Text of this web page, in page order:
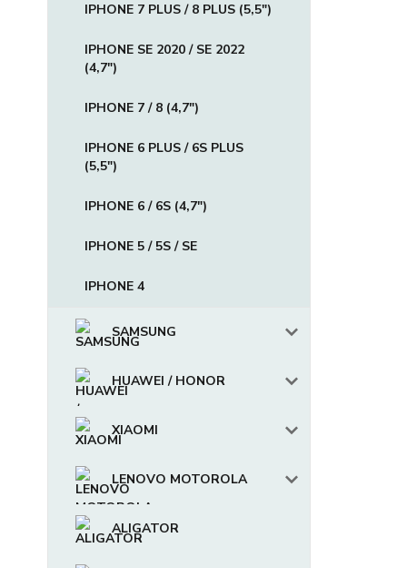
IPHONE 7 PLUS / 8 PLUS (5,5")
IPHONE SE 2020 / SE 2022
(4,7")
IPHONE 7 / 8 (4,7")
IPHONE 6 PLUS / 6S PLUS
(5,5")
IPHONE 6 / 6S (4,7")
IPHONE 5 / 5S / SE
IPHONE 4
SAMSUNG
HUAWEI / HONOR
XIAOMI
LENOVO MOTOROLA
ALIGATOR